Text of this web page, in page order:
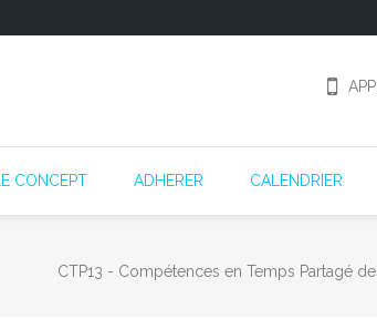
LE CONCEPT ADHERER CALENDRIER
CTP13 - Compétences en Temps Partagé